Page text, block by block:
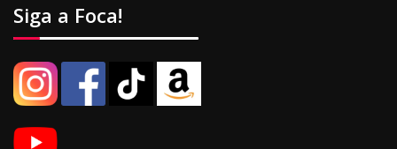
Siga a Foca!